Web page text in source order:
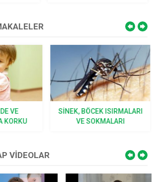
VE
KORKU
SINEK, BÖCEK ISIRMALARI
VE SOKMALARI
VİDEOLAR